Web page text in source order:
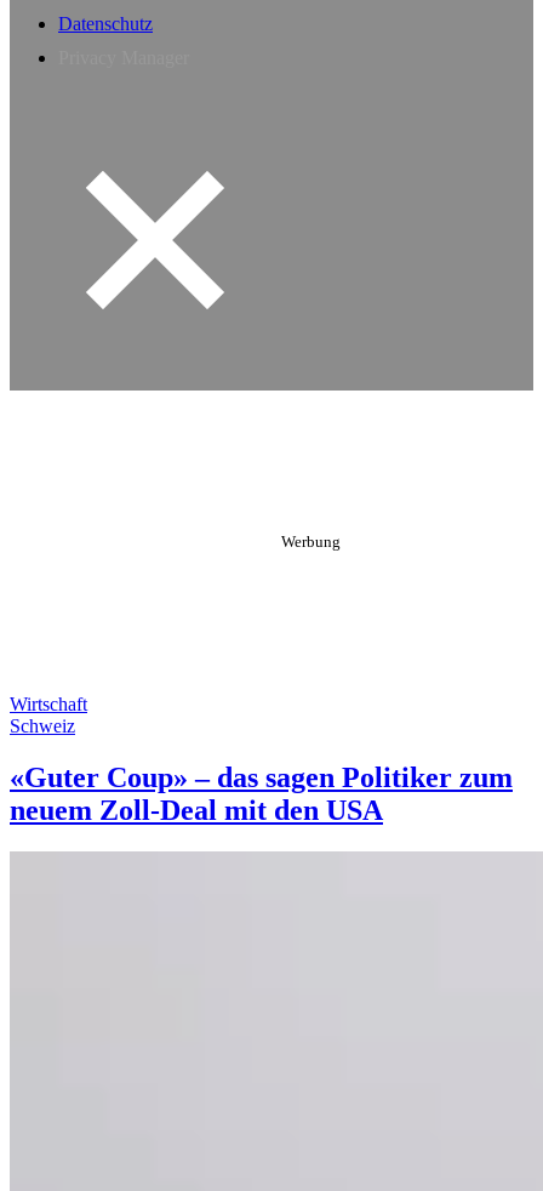
Datenschutz
Wirtschaft
Schweiz
«Guter Coup» – das sagen Politiker zum
neuem Zoll-Deal mit den USA